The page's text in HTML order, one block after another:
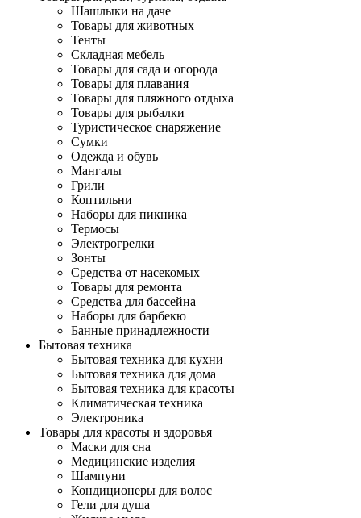
Шашлыки на даче
Товары для животных
Тенты
Складная мебель
Товары для сада и огорода
Товары для плавания
Товары для пляжного отдыха
Товары для рыбалки
Туристическое снаряжение
Сумки
Одежда и обувь
Мангалы
Грили
Коптильни
Наборы для пикника
Термосы
Электрогрелки
Зонты
Средства от насекомых
Товары для ремонта
Средства для бассейна
Наборы для барбекю
Банные принадлежности
Бытовая техника
Бытовая техника для кухни
Бытовая техника для дома
Бытовая техника для красоты
Климатическая техника
Электроника
Товары для красоты и здоровья
Маски для сна
Медицинские изделия
Шампуни
Кондиционеры для волос
Гели для душа